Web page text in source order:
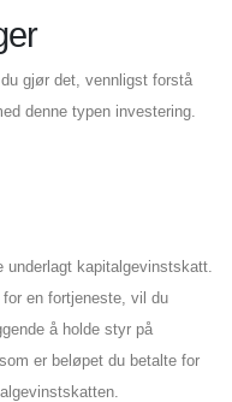
gjør det, vennligst forstå
denne typen investering.
kapitalgevinstskatt.
en fortjeneste, vil du
å holde styr på
er beløpet du betalte for